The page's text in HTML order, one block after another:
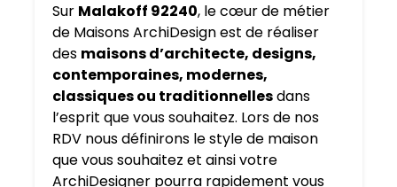
Sur Malakoff 92240, le cœur de métier
de Maisons ArchiDesign est de réaliser
des maisons d’architecte, designs,
contemporaines, modernes,
classiques ou traditionnellesdans
l’esprit que vous souhaitez. Lors de nos
RDV nous définirons le style de maison
que vous souhaitez et ainsi votre
ArchiDesigner pourra rapidement vous